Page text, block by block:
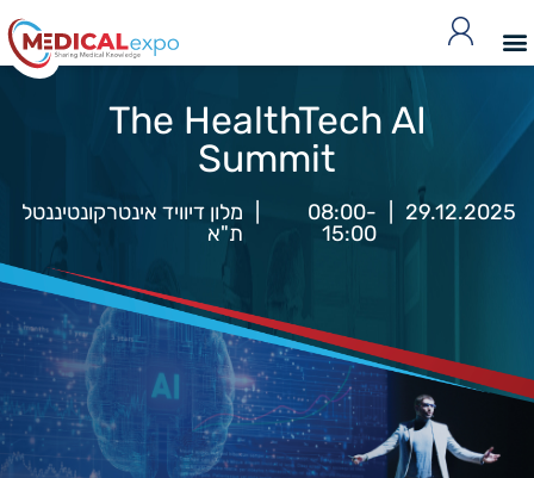
The HealthTech AI
Summit
29.12.2025
08:00-
15:00
מלון דיוויד אינטרקונטיננטל
ת"א